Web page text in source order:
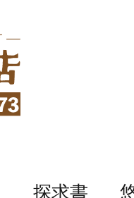
探求書